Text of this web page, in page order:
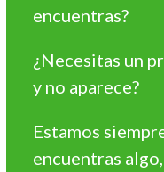
solución ideal para
Cubre y protege
y reparación Pintura y
superficies.
y superficies
encuentras?
¿Necesitas un
y no aparece?
Estamos
encuentras